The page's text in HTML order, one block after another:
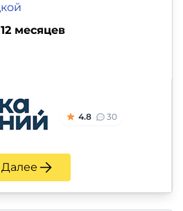
12 месяцев
4.8 30
Далее